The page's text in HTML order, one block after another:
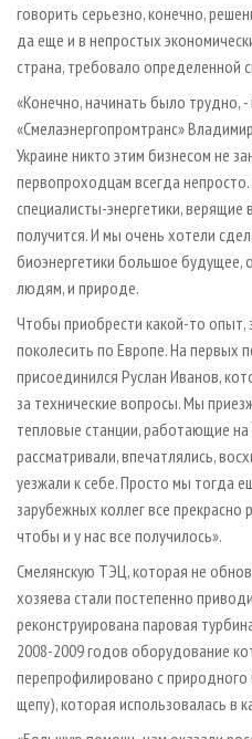
говорить серьезно, конечно,
да еще и в непростых
страна, требовало определенной
«Конечно, начинать было трудно,
«Смелаэнергопромтранс»
Украине никто этим бизнесом не
первопроходцам всегда
специалисты-энергетики, верящие
получится. И мы очень хотели
биоэнергетики большое будущее,
людям, и природе.
Чтобы приобрести какой-то опыт,
поколесить по Европе. На первых
присоединился Руслан Иванов,
за технические вопросы. Мы
тепловые станции, работающие
рассматривали, впечатлялись,
уезжали к себе. Просто мы тогда
зарубежных коллег все прекрасно
чтобы и у нас все получилось».
Смелянскую ТЭЦ, которая не
хозяева стали постепенно
реконструирована паровая
2008-2009 годов оборудование
перепрофилировано с природного
щепу), которая использовалась в